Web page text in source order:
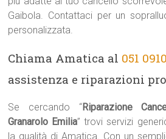
Gaibola. Contattaci per un
personalizzata.
Chiama Amatica al 051
assistenza e riparazioni
Se cercando “Riparazione
Granarolo Emilia” trovi servizi
la qualità di Amatica. Con un